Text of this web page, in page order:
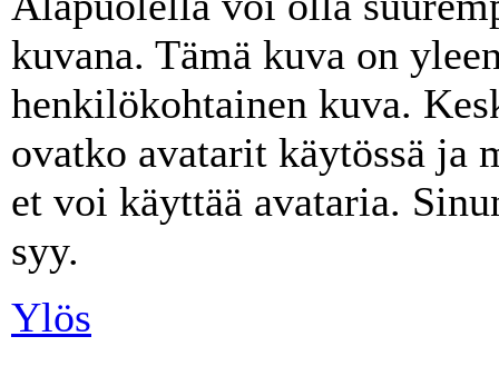
kuvana. Tämä kuva on
henkilökohtainen kuva.
ovatko avatarit käytössä
et voi käyttää avataria.
syy.
Ylös